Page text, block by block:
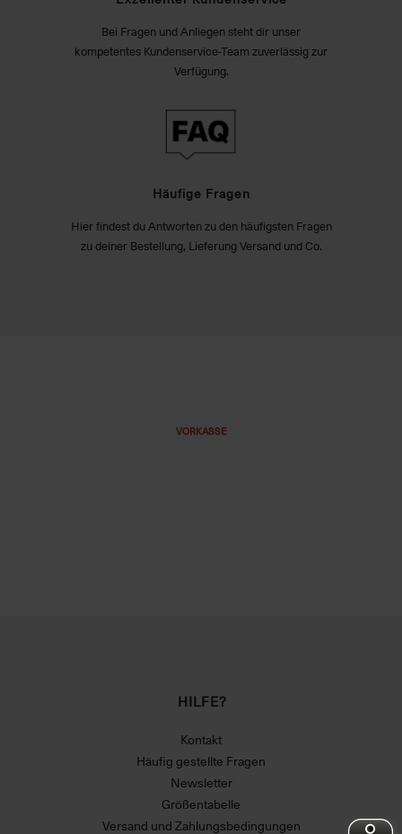
Bei Fragen und Anliegen steht dir unser
kompetentes Kundenservice-Team zuverlässig zur
Verfügung.
Häufige Fragen
Hier findest du Antworten zu den häufigsten Fragen
zu deiner Bestellung, Lieferung Versand und Co.
VORKASSE
HILFE?
Kontakt
Häufig gestellte Fragen
Newsletter
Größentabelle
Versand und Zahlungsbedingungen